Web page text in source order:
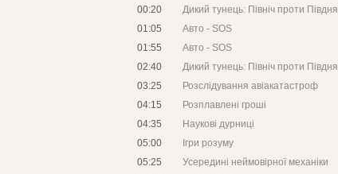
00:20
Дикий тунець: Північ проти Півдня
01:05
Авто - SOS
01:55
Авто - SOS
02:40
Дикий тунець: Північ проти Півдня
03:25
Розслідування авіакатастроф
04:15
Розплавлені гроші
04:35
Наукові дурниці
05:00
Ігри розуму
05:25
Усередині неймовірної механіки